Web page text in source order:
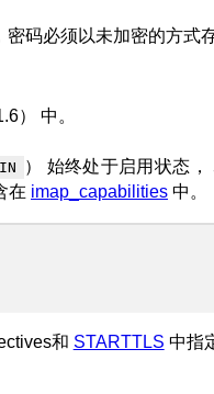
码必须以未加密的方式存
） 中。
） 始终处于启用状态，
在 imap_capabilities 中。
和 STARTTLS 中指